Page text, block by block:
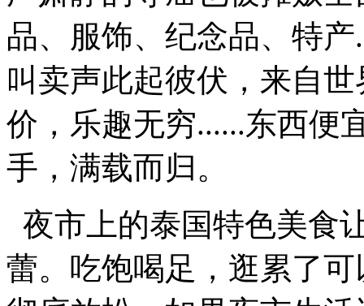
品、服饰、纪念品、特
叫卖声此起彼伏，来自
价，乐趣无穷......东西便
手，满载而归。
夜市上的泰国特色美食
蕾。吃饱喝足，逛累了